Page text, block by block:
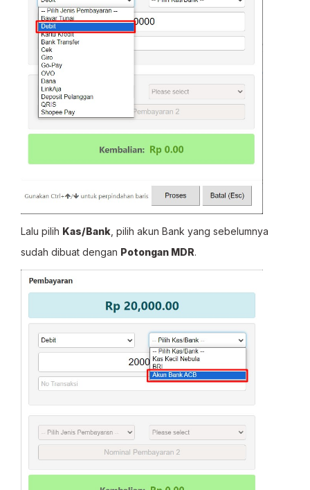
Lalu pilih Kas/Bank , pilih akun Bank yang sebelumnya
sudah dibuat dengan Potongan MDR.